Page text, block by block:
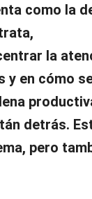
como la
la
y en cómo
detrás.
pero